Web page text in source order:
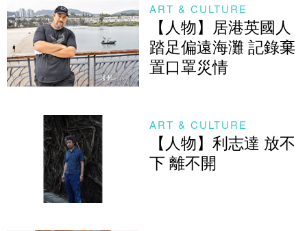
ART & CULTURE
【人物】居港英國人
踏足偏遠海灘 記錄棄
置口罩災情
ART & CULTURE
【人物】利志達 放不
下 離不開